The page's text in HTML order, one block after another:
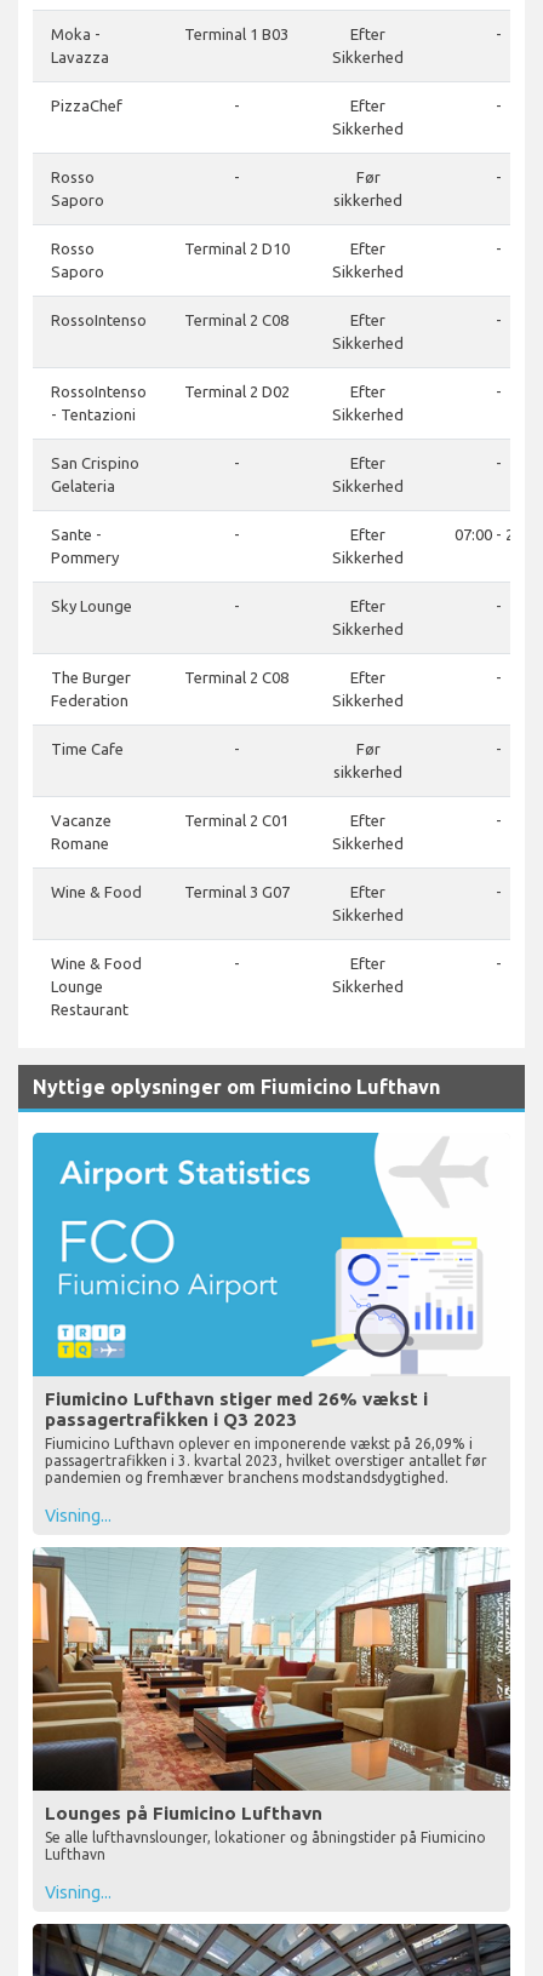
Moka -
Lavazza
Terminal 1 B03
Efter
Sikkerhed
-
PizzaChef -
Efter
Sikkerhed
-
Rosso
Saporo
-
Før
sikkerhed
-
Rosso
Saporo
Terminal 2 D10
Efter
Sikkerhed
-
RossoIntenso Terminal 2 C08
Efter
Sikkerhed
-
RossoIntenso
- Tentazioni
Terminal 2 D02
Efter
Sikkerhed
-
San Crispino
Gelateria
-
Efter
Sikkerhed
-
Sante -
Pommery
-
Efter
Sikkerhed
07:00 - 22:00
Sky Lounge -
Efter
Sikkerhed
-
The Burger
Federation
Terminal 2 C08
Efter
Sikkerhed
-
Time Cafe -
Før
sikkerhed
-
Vacanze
Romane
Terminal 2 C01
Efter
Sikkerhed
-
Wine & Food Terminal 3 G07
Efter
Sikkerhed
-
Wine & Food
Lounge
Restaurant
-
Efter
Sikkerhed
-
Nyttige oplysninger om Fiumicino Lufthavn
Fiumicino Lufthavn stiger med 26% vækst i
passagertrafikken i Q3 2023
Fiumicino Lufthavn oplever en imponerende vækst på 26,09% i
passagertrafikken i 3. kvartal 2023, hvilket overstiger antallet før
pandemien og fremhæver branchens modstandsdygtighed.
Visning...
Lounges på Fiumicino Lufthavn
Se alle lufthavnslounger, lokationer og åbningstider på Fiumicino
Lufthavn
Visning...